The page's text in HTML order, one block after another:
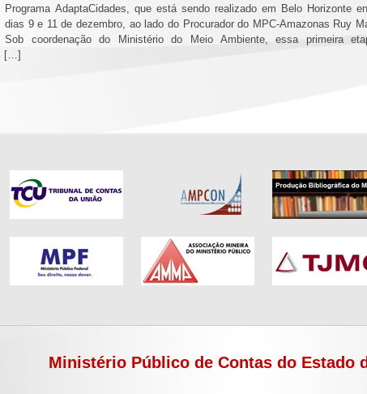
Programa AdaptaCidades, que está sendo realizado em Belo Horizonte
dias 9 e 11 de dezembro, ao lado do Procurador do MPC-Amazonas Ruy
Sob coordenação do Ministério do Meio Ambiente, essa primeira
[…]
Ministério Público de Contas do Estado